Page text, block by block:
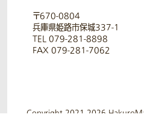
〒670-0804
兵庫県姫路市保城337-1
TEL 079-281-8898
FAX 079-281-7062
Copyright 2021-2026